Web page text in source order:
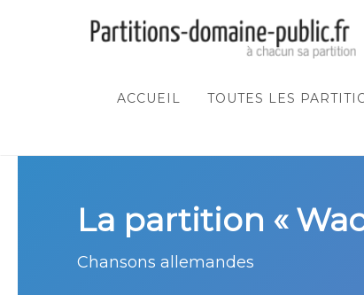
ACCUEIL TOUTES LES
La partition «
Chansons allemandes